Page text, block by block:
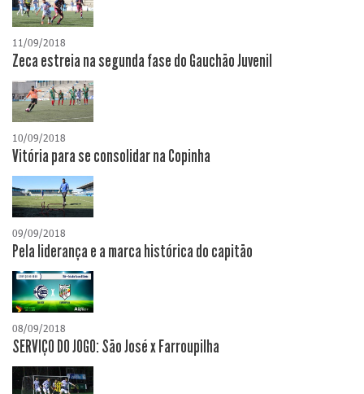
11/09/2018
Zeca estreia na segunda fase do Gauchão Juvenil
10/09/2018
Vitória para se consolidar na Copinha
09/09/2018
Pela liderança e a marca histórica do capitão
08/09/2018
SERVIÇO DO JOGO: São José x Farroupilha